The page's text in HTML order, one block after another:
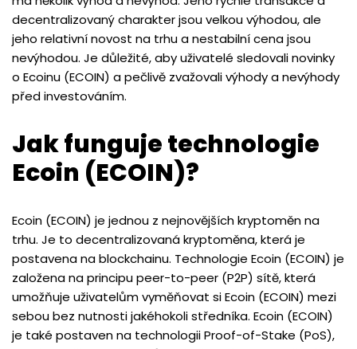
decentralizovaný charakter jsou velkou výhodou, ale
jeho relativní novost na trhu a nestabilní cena jsou
nevýhodou. Je důležité, aby uživatelé sledovali novinky
o Ecoinu (ECOIN) a pečlivě zvažovali výhody a nevýhody
před investováním.
Jak funguje technologie
Ecoin (ECOIN)?
Ecoin (ECOIN) je jednou z nejnovějších kryptoměn na
trhu. Je to decentralizovaná kryptoměna, která je
postavena na blockchainu. Technologie Ecoin (ECOIN) je
založena na principu peer-to-peer (P2P) sítě, která
umožňuje uživatelům vyměňovat si Ecoin (ECOIN) mezi
sebou bez nutnosti jakéhokoli středníka. Ecoin (ECOIN)
je také postaven na technologii Proof-of-Stake (PoS),